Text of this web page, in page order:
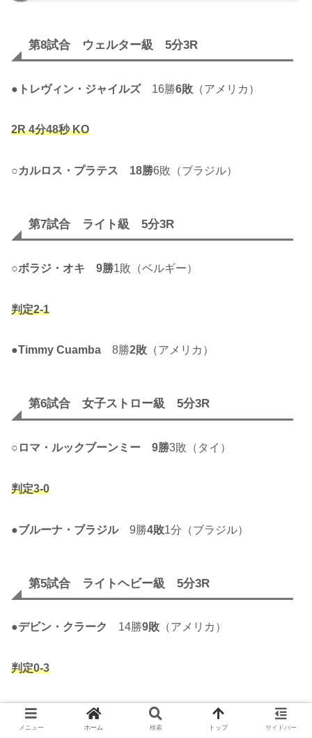
第8試合 ウェルター級 5分3R
● トレヴィン・ジャイルズ16勝6敗 （アメリカ）
2R 4分48秒 KO
○カルロス・プラテス 18勝6敗（ブラジル）
第7試合 ライト級 5分3R
○ボラジ・オキ 9勝1敗（ベルギー）
判定2-1
●Timmy Cuamba 8勝2敗 （アメリカ）
第6試合 女子ストロー級 5分3R
○ ロマ・ルックブーンミー 9勝3敗（タイ）
判定3-0
●ブルーナ・ブラジル9勝4敗1分（ブラジル）
第5試合 ライトヘビー級 5分3R
●デビン・クラーク 14勝9敗 （アメリカ）
判定0-3
マルチン・プラフニオ 17勝 7敗（ポーランド）
メニュー ホーム 検索 トップ サイドバー